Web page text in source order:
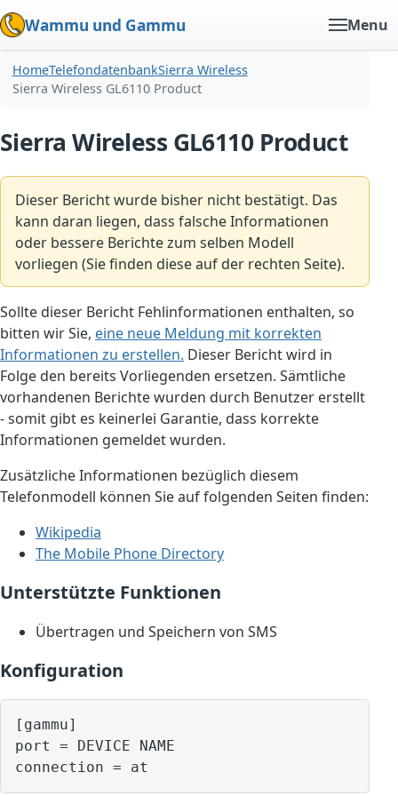
Wammu und Gammu Menu
HomeTelefondatenbankSierra Wireless
Sierra Wireless GL6110 Product
Sierra Wireless GL6110 Product
Dieser Bericht wurde bisher nicht bestätigt. Das
kann daran liegen, dass falsche Informationen
oder bessere Berichte zum selben Modell
vorliegen (Sie finden diese auf der rechten Seite).
Sollte dieser Bericht Fehlinformationen enthalten, so
bitten wir Sie, eine neue Meldung mit korrekten
Informationen zu erstellen. Dieser Bericht wird in
Folge den bereits Vorliegenden ersetzen. Sämtliche
vorhandenen Berichte wurden durch Benutzer erstellt
- somit gibt es keinerlei Garantie, dass korrekte
Informationen gemeldet wurden.
Zusätzliche Informationen bezüglich diesem
Telefonmodell können Sie auf folgenden Seiten finden:
Wikipedia
The Mobile Phone Directory
Unterstützte Funktionen
Übertragen und Speichern von SMS
Konfiguration
[gammu]
port = DEVICE NAME